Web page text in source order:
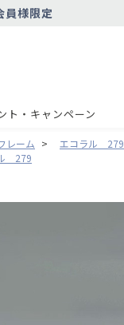
員様限定
ト・キャンペーン
レーム >
エコラル 279
279